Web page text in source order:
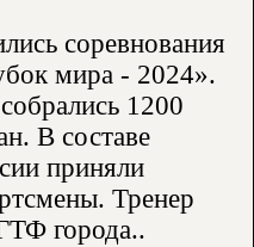
соревнования
мира - 2024».
1200
В составе
приняли
Тренер
города..